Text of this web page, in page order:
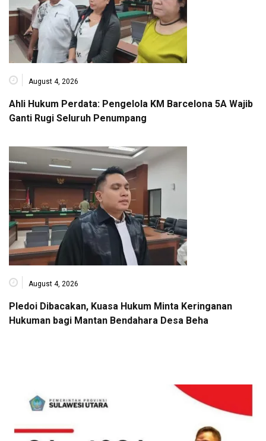
August 4, 2026
Ahli Hukum Perdata: Pengelola KM Barcelona 5A Wajib
Ganti Rugi Seluruh Penumpang
August 4, 2026
Pledoi Dibacakan, Kuasa Hukum Minta Keringanan
Hukuman bagi Mantan Bendahara Desa Beha